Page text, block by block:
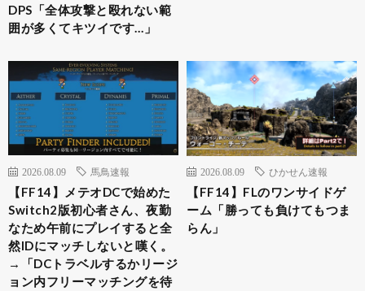
DPS「全体攻撃と殴れない範
囲が多くてキツイです…」
2026.08.09 馬鳥速報
【FF14】メテオDCで始めた
Switch2版初心者さん、夜勤
なため午前にプレイすると全
然IDにマッチしないと嘆く。
→「DCトラベルするかリージ
ョン内フリーマッチングを待
2026.08.09 ひかせん速報
【FF14】FLのワンサイドゲ
ーム「勝っても負けてもつま
らん」